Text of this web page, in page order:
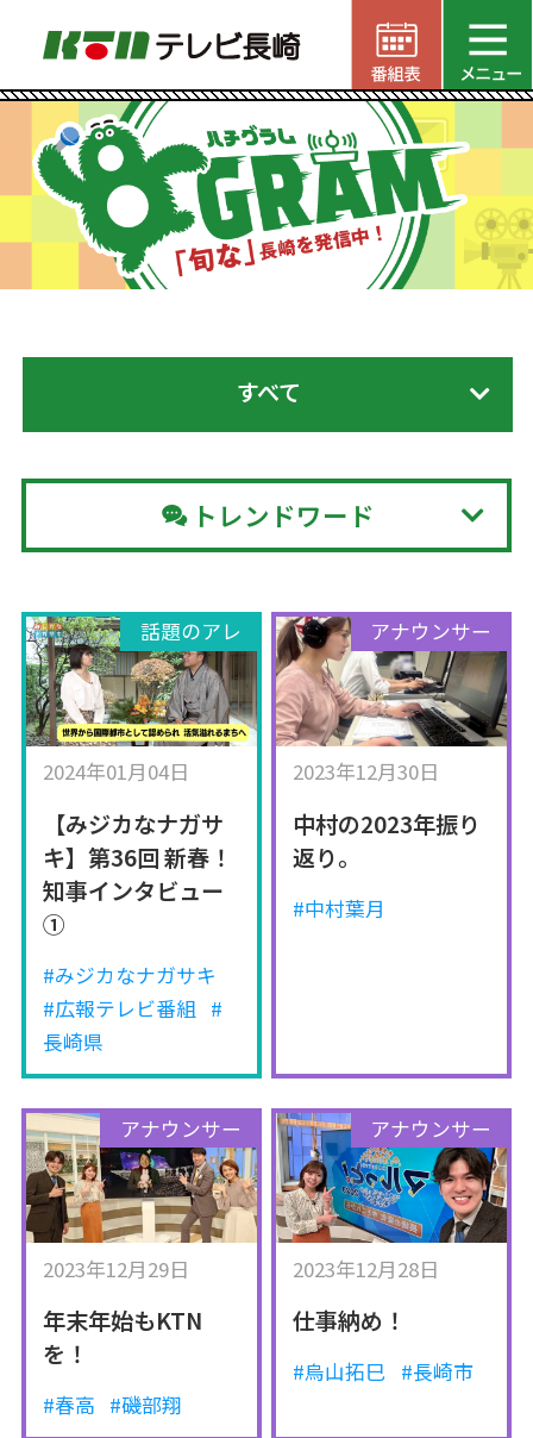
すべて
トレンドワード
2024年01月04日
【みジカなナガサ
キ】第36回 新春！
知事インタビュー
①
#みジカなナガサキ
#広報テレビ番組 #
長崎県
話題のアレ
2023年12月30日
中村の2023年振り
返り。
#中村葉月
アナウンサー
2023年12月29日
年末年始もKTN
を！
#春高 #磯部翔
アナウンサー
2023年12月28日
仕事納め！
#烏山拓巳 #長崎市
アナウンサー